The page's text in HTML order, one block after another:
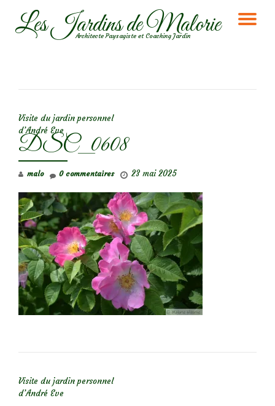
AllerLes Jardins de Malorie
Architecte Paysagiste et Coaching Jardin
Visite du jardin personnel
d’André Eve
DSC_0608
malo 23 mai 2025
0 commentaires
Visite du jardin personnel
d’André Eve